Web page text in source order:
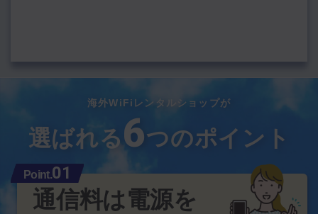
海外WiFiレンタルショップが
選ばれる6つのポイント
通信料は電源を
Point.01